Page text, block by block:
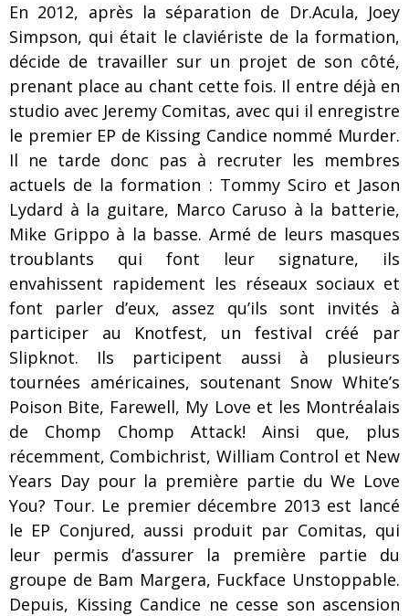
En 2012, après la séparation de Dr.Acula, Joey
Simpson, qui était le claviériste de la formation,
décide de travailler sur un projet de son côté,
prenant place au chant cette fois. Il entre déjà en
studio avec Jeremy Comitas, avec qui il enregistre
le premier EP de Kissing Candice nommé Murder.
Il ne tarde donc pas à recruter les membres
actuels de la formation : Tommy Sciro et Jason
Lydard à la guitare, Marco Caruso à la batterie,
Mike Grippo à la basse. Armé de leurs masques
troublants qui font leur signature, ils
envahissent rapidement les réseaux sociaux et
font parler d’eux, assez qu’ils sont invités à
participer au Knotfest, un festival créé par
Slipknot. Ils participent aussi à plusieurs
tournées américaines, soutenant Snow White’s
Poison Bite, Farewell, My Love et les Montréalais
de Chomp Chomp Attack! Ainsi que, plus
récemment, Combichrist, William Control et New
Years Day pour la première partie du We Love
You? Tour. Le premier décembre 2013 est lancé
le EP Conjured, aussi produit par Comitas, qui
leur permis d’assurer la première partie du
groupe de Bam Margera, Fuckface Unstoppable.
Depuis, Kissing Candice ne cesse son ascension